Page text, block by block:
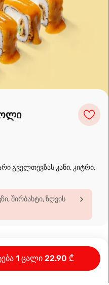
Data fromOpenStreetMap
გველთევზას კანი, კიტრი,
შირბახტი, ზღვის
1 ცალი 22.90 ₾